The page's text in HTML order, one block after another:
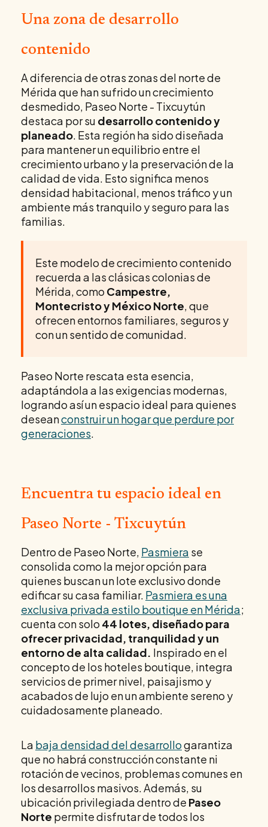
Una zona de desarrollo
contenido
A diferencia de otras zonas del norte de
Mérida que han sufrido un crecimiento
desmedido, Paseo Norte - Tixcuytún
destaca por su desarrollo contenido y
planeado. Esta región ha sido diseñada
para mantener un equilibrio entre el
crecimiento urbano y la preservación de la
calidad de vida. Esto significa menos
densidad habitacional, menos tráfico y un
ambiente más tranquilo y seguro para las
familias.
Este modelo de crecimiento contenido
recuerda a las clásicas colonias de
Mérida, como Campestre,
Montecristo y México Norte, que
ofrecen entornos familiares, seguros y
con un sentido de comunidad.
Paseo Norte rescata esta esencia,
adaptándola a las exigencias modernas,
logrando así un espacio ideal para quienes
deseanconstruir un hogar que perdure por
generaciones.
Encuentra tu espacio ideal en
Paseo Norte - Tixcuytún
Dentro de Paseo Norte, Pasmiera se
consolida como la mejor opción para
quienes buscan un lote exclusivo donde
edificar su casa familiar. Pasmiera es una
exclusiva privada estilo boutique en Mérida;
cuenta con solo 44 lotes, diseñado para
ofrecer privacidad, tranquilidad y un
entorno de alta calidad. Inspirado en el
concepto de los hoteles boutique, integra
servicios de primer nivel, paisajismo y
acabados de lujo en un ambiente sereno y
cuidadosamente planeado.
La baja densidad del desarrollogarantiza
que no habrá construcción constante ni
rotación de vecinos, problemas comunes en
los desarrollos masivos. Además, su
ubicación privilegiada dentro de Paseo
Norte permite disfrutar de todos los